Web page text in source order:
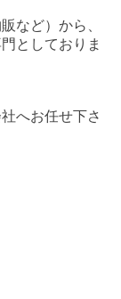
など）から、
としておりま
へお任せ下さ